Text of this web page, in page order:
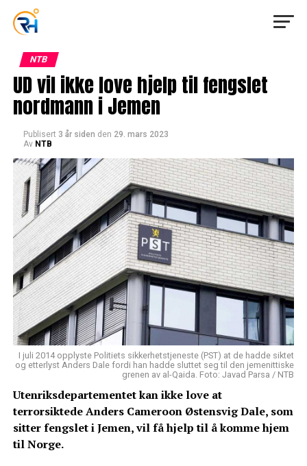
NTB
UD vil ikke love hjelp til fengslet
nordmann i Jemen
Publisert 3 år siden den 29. mars 2023
Av NTB
I juli 2014 opplyste Politiets sikkerhetstjeneste (PST) at de hadde siktet
og etterlyst Anders Dale fordi han hadde sluttet seg til den jemenittiske
grenen av al-Qaida. Foto: Javad Parsa / NTB
Utenriksdepartementet kan ikke love at
terrorsiktede Anders Cameroon Østensvig Dale, som
sitter fengslet i Jemen, vil få hjelp til å komme hjem
til Norge.